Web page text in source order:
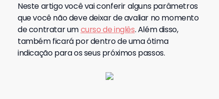
Neste artigo você vai conferir alguns parâmetros
que você não deve deixar de avaliar no momento
de contratar umcurso de inglês. Além disso,
também ficará por dentro de uma ótima
indicação para os seus próximos passos.